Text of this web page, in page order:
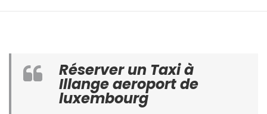
Réserver un Taxi à
Illange aeroport de
luxembourg